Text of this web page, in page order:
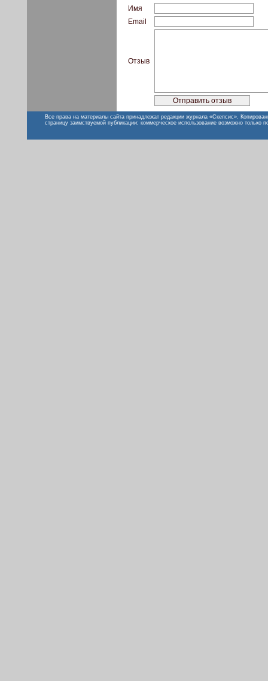
Имя
Email
Отзыв
Все права на материалы сайта принадлежат редакции журнала «Скепсис».
страницу заимствуемой публикации; коммерческое использование возможно только